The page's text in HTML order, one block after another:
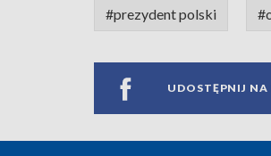
#prezydent polski
UDOSTĘPNIJ NA